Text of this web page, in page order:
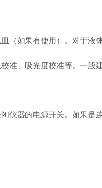
如果有使用）。对于液
、吸光度校准等。一般
器的电源开关。如果是